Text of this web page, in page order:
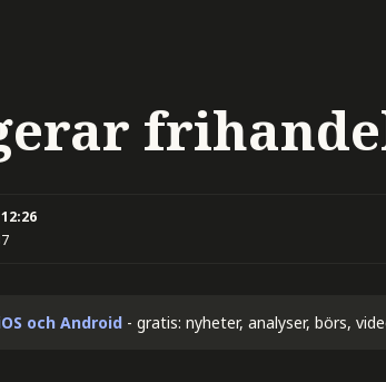
och Android - gratis: nyheter, analyser, börs,